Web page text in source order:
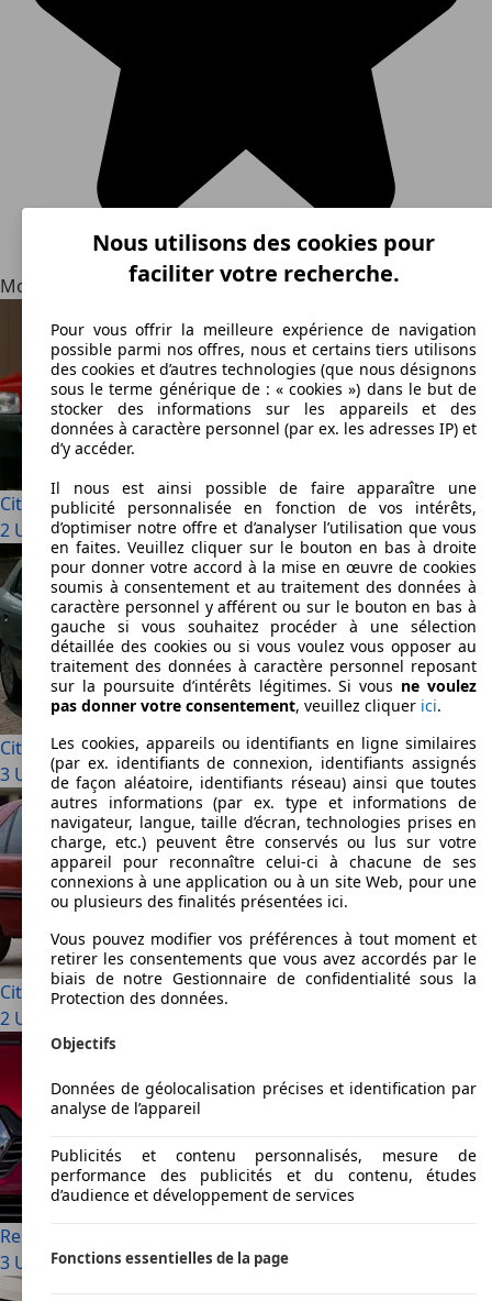
Modèles alternatifs
Citroen Ax
2 Utilisé à partir de € 1 990
Citroen Xsara
3 Utilisé à partir de € 1 990
Citroen Saxo
2 Utilisé à partir de € 2 990
Renault R 19
3 Utilisé à partir de € 1 300
Nous utilisons des cookies pour
faciliter votre recherche.
Pour vous offrir la meilleure expérience de navigation
possible parmi nos offres, nous et certains tiers utilisons
des cookies et d’autres technologies (que nous désignons
sous le terme générique de : « cookies ») dans le but de
stocker des informations sur les appareils et des
données à caractère personnel (par ex. les adresses IP) et
d’y accéder.
Il nous est ainsi possible de faire apparaître une
publicité personnalisée en fonction de vos intérêts,
d’optimiser notre offre et d’analyser l’utilisation que vous
en faites. Veuillez cliquer sur le bouton en bas à droite
pour donner votre accord à la mise en œuvre de cookies
soumis à consentement et au traitement des données à
caractère personnel y afférent ou sur le bouton en bas à
gauche si vous souhaitez procéder à une sélection
détaillée des cookies ou si vous voulez vous opposer au
traitement des données à caractère personnel reposant
sur la poursuite d’intérêts légitimes. Si vous ne voulez
pas donner votre consentement, veuillez cliquer ici.
Les cookies, appareils ou identifiants en ligne similaires
(par ex. identifiants de connexion, identifiants assignés
de façon aléatoire, identifiants réseau) ainsi que toutes
autres informations (par ex. type et informations de
navigateur, langue, taille d’écran, technologies prises en
charge, etc.) peuvent être conservés ou lus sur votre
appareil pour reconnaître celui-ci à chacune de ses
connexions à une application ou à un site Web, pour une
ou plusieurs des finalités présentées ici.
Vous pouvez modifier vos préférences à tout moment et
retirer les consentements que vous avez accordés par le
biais de notre Gestionnaire de confidentialité sous la
Protection des données.
Objectifs
Données de géolocalisation précises et identification par
analyse de l’appareil
Publicités et contenu personnalisés, mesure de
performance des publicités et du contenu, études
d’audience et développement de services
Fonctions essentielles de la page